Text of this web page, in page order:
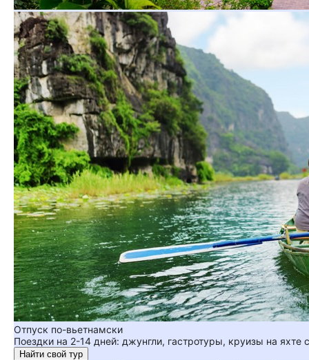
Отпуск по-вьетнамски
Поездки на 2-14 дней: джунгли, гастротуры, круизы на
Найти свой тур